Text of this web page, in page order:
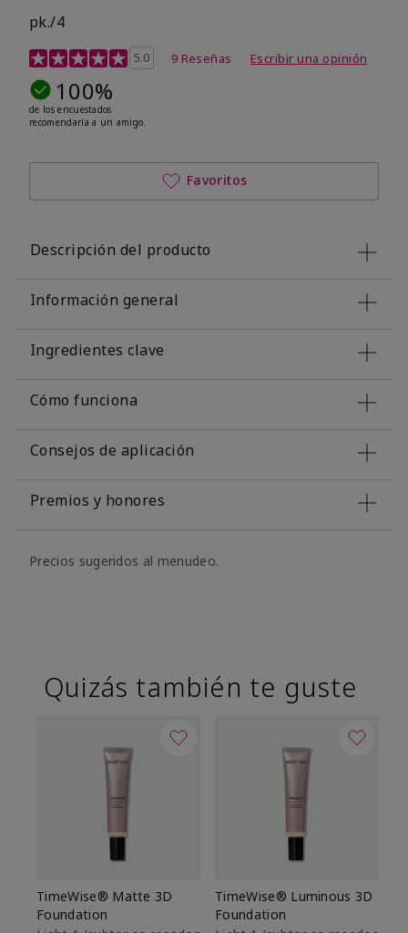
pk./4
Calificación de clientes de 3,6 de 5
5.0 9 Reseñas Escribir una opinión
100%
de los encuestados
recomendaría a un amigo.
Favoritos
Descripción del producto
Información general
Ingredientes clave
Cómo funciona
Consejos de aplicación
Premios y honores
Precios sugeridos al menudeo.
Quizás también te guste
TimeWise® Matte 3D
Foundation
TimeWise® Luminous 3D
Foundation